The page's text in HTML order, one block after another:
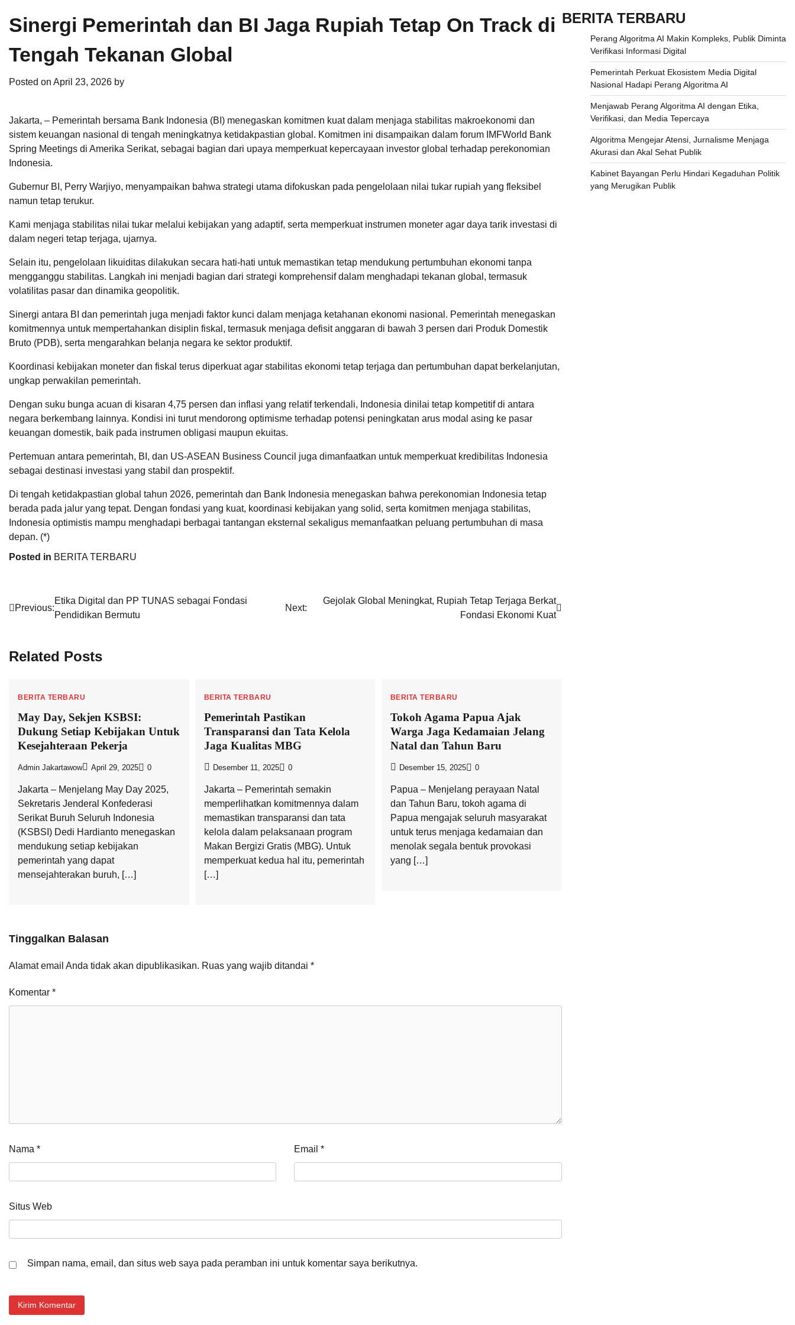
Sinergi Pemerintah dan BI Jaga Rupiah Tetap On Track di
Tengah Tekanan Global
Posted on April 23, 2026 by
Jakarta, – Pemerintah bersama Bank Indonesia (BI) menegaskan komitmen kuat dalam menjaga stabilitas makroekonomi dan
sistem keuangan nasional di tengah meningkatnya ketidakpastian global. Komitmen ini disampaikan dalam forum IMFWorld Bank
Spring Meetings di Amerika Serikat, sebagai bagian dari upaya memperkuat kepercayaan investor global terhadap perekonomian
Indonesia.
Gubernur BI, Perry Warjiyo, menyampaikan bahwa strategi utama difokuskan pada pengelolaan nilai tukar rupiah yang fleksibel
namun tetap terukur.
Kami menjaga stabilitas nilai tukar melalui kebijakan yang adaptif, serta memperkuat instrumen moneter agar daya tarik investasi di
dalam negeri tetap terjaga, ujarnya.
Selain itu, pengelolaan likuiditas dilakukan secara hati-hati untuk memastikan tetap mendukung pertumbuhan ekonomi tanpa
mengganggu stabilitas. Langkah ini menjadi bagian dari strategi komprehensif dalam menghadapi tekanan global, termasuk
volatilitas pasar dan dinamika geopolitik.
Sinergi antara BI dan pemerintah juga menjadi faktor kunci dalam menjaga ketahanan ekonomi nasional. Pemerintah menegaskan
komitmennya untuk mempertahankan disiplin fiskal, termasuk menjaga defisit anggaran di bawah 3 persen dari Produk Domestik
Bruto (PDB), serta mengarahkan belanja negara ke sektor produktif.
Koordinasi kebijakan moneter dan fiskal terus diperkuat agar stabilitas ekonomi tetap terjaga dan pertumbuhan dapat berkelanjutan,
ungkap perwakilan pemerintah.
Dengan suku bunga acuan di kisaran 4,75 persen dan inflasi yang relatif terkendali, Indonesia dinilai tetap kompetitif di antara
negara berkembang lainnya. Kondisi ini turut mendorong optimisme terhadap potensi peningkatan arus modal asing ke pasar
keuangan domestik, baik pada instrumen obligasi maupun ekuitas.
Pertemuan antara pemerintah, BI, dan US-ASEAN Business Council juga dimanfaatkan untuk memperkuat kredibilitas Indonesia
sebagai destinasi investasi yang stabil dan prospektif.
Di tengah ketidakpastian global tahun 2026, pemerintah dan Bank Indonesia menegaskan bahwa perekonomian Indonesia tetap
berada pada jalur yang tepat. Dengan fondasi yang kuat, koordinasi kebijakan yang solid, serta komitmen menjaga stabilitas,
Indonesia optimistis mampu menghadapi berbagai tantangan eksternal sekaligus memanfaatkan peluang pertumbuhan di masa
depan. (*)
Posted in BERITA TERBARU
Navigasi
Previous:
Etika Digital dan PP TUNAS sebagai Fondasi
Pendidikan Bermutu
Next:
Gejolak Global Meningkat, Rupiah Tetap Terjaga Berkat
Fondasi Ekonomi Kuat
Related Posts
BERITA TERBARU
May Day, Sekjen KSBSI:
Dukung Setiap Kebijakan Untuk
Kesejahteraan Pekerja
Admin Jakartawow April 29, 2025 0
Jakarta – Menjelang May Day 2025,
Sekretaris Jenderal Konfederasi
Serikat Buruh Seluruh Indonesia
(KSBSI) Dedi Hardianto menegaskan
mendukung setiap kebijakan
pemerintah yang dapat
mensejahterakan buruh, […]
BERITA TERBARU
Pemerintah Pastikan
Transparansi dan Tata Kelola
Jaga Kualitas MBG
Desember 11, 2025 0
Jakarta – Pemerintah semakin
memperlihatkan komitmennya dalam
memastikan transparansi dan tata
kelola dalam pelaksanaan program
Makan Bergizi Gratis (MBG). Untuk
memperkuat kedua hal itu, pemerintah
[…]
BERITA TERBARU
Tokoh Agama Papua Ajak
Warga Jaga Kedamaian Jelang
Natal dan Tahun Baru
Desember 15, 2025 0
Papua – Menjelang perayaan Natal
dan Tahun Baru, tokoh agama di
Papua mengajak seluruh masyarakat
untuk terus menjaga kedamaian dan
menolak segala bentuk provokasi
yang […]
Tinggalkan Balasan
Alamat email Anda tidak akan dipublikasikan. Ruas yang wajib ditandai *
Komentar *
Nama * Email*
Situs Web
Simpan nama, email, dan situs web saya pada peramban ini untuk komentar saya berikutnya.
BERITA TERBARU
Perang Algoritma AI Makin Kompleks, Publik Diminta
Verifikasi Informasi Digital
Pemerintah Perkuat Ekosistem Media Digital
Nasional Hadapi Perang Algoritma AI
Menjawab Perang Algoritma AI dengan Etika,
Verifikasi, dan Media Tepercaya
Algoritma Mengejar Atensi, Jurnalisme Menjaga
Akurasi dan Akal Sehat Publik
Kabinet Bayangan Perlu Hindari Kegaduhan Politik
yang Merugikan Publik